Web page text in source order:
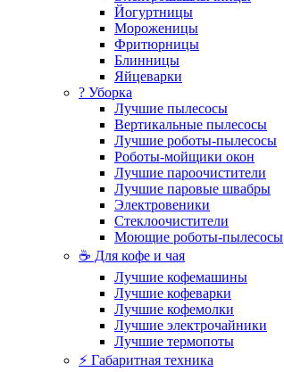
Йогуртницы
Мороженицы
Фритюрницы
Блинницы
Яйцеварки
? Уборка
Лучшие пылесосы
Вертикальные пылесосы
Лучшие роботы-пылесосы
Роботы-мойщики окон
Лучшие пароочистители
Лучшие паровые швабры
Электровеники
Стеклоочистители
Моющие роботы-пылесосы
☕ Для кофе и чая
Лучшие кофемашины
Лучшие кофеварки
Лучшие кофемолки
Лучшие электрочайники
Лучшие термопоты
⚡ Габаритная техника